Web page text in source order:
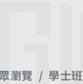
瀏覽 學士班